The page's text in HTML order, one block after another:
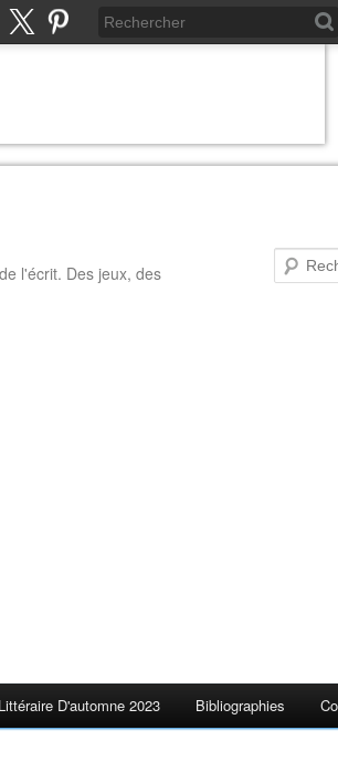
l'écrit. Des jeux, des
D'automne 2023 Bibliographies